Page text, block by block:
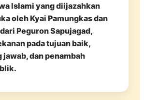
Islami yang diijazahkan
oleh Kyai Pamungkas dan
Peguron Sapujagad,
pada tujuan baik,
dan penambah